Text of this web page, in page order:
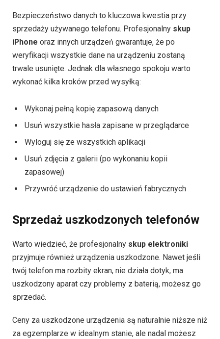
Bezpieczeństwo danych to kluczowa kwestia przy
sprzedaży używanego telefonu. Profesjonalny skup
iPhone oraz innych urządzeń gwarantuje, że po
weryfikacji wszystkie dane na urządzeniu zostaną
trwale usunięte. Jednak dla własnego spokoju warto
wykonać kilka kroków przed wysyłką:
Wykonaj pełną kopię zapasową danych
Usuń wszystkie hasła zapisane w przeglądarce
Wyloguj się ze wszystkich aplikacji
Usuń zdjęcia z galerii (po wykonaniu kopii
zapasowej)
Przywróć urządzenie do ustawień fabrycznych
Sprzedaż uszkodzonych telefonów
Warto wiedzieć, że profesjonalny skup elektroniki
przyjmuje również urządzenia uszkodzone. Nawet jeśli
twój telefon ma rozbity ekran, nie działa dotyk, ma
uszkodzony aparat czy problemy z baterią, możesz go
sprzedać.
Ceny za uszkodzone urządzenia są naturalnie niższe niż
za egzemplarze w idealnym stanie, ale nadal możesz